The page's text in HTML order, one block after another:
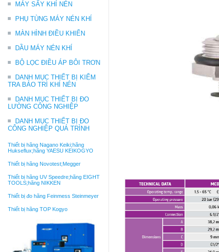
MÁY SẤY KHÍ NÉN
PHỤ TÙNG MÁY NÉN KHÍ
MÀN HÌNH ĐIỀU KHIỂN
DẦU MÁY NÉN KHÍ
BỘ LỌC ĐIỀU ÁP BÔI TRƠN
DANH MỤC THIẾT BỊ KIỂM
TRA BẢO TRÌ KHÍ NÉN
DANH MỤC THIẾT BỊ ĐO
LƯỜNG CÔNG NGHIỆP
DANH MỤC THIẾT BỊ ĐO
CÔNG NGHIỆP QUÁ TRÌNH
Thiết bị hãng Nagano Keiki;hãng
Hukseflux;hãng YAESU KEIKOGYO
Thiết bị hãng Novotest;Megger
Thiết bị hãng UV Speedre;hãng EIGHT
TOOLS;hãng NIKKEN
Thiết bị đo hãng Feinmess Steinmeyer
Thiết bị hãng TOP Kogyo